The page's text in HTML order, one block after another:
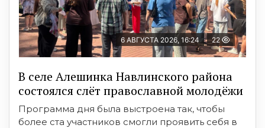
6 АВГУСТА 2026, 16:24 22
В селе Алешинка Навлинского района
состоялся слёт православной молодёжи
Программа дня была выстроена так, чтобы
более ста участников смогли проявить себя в